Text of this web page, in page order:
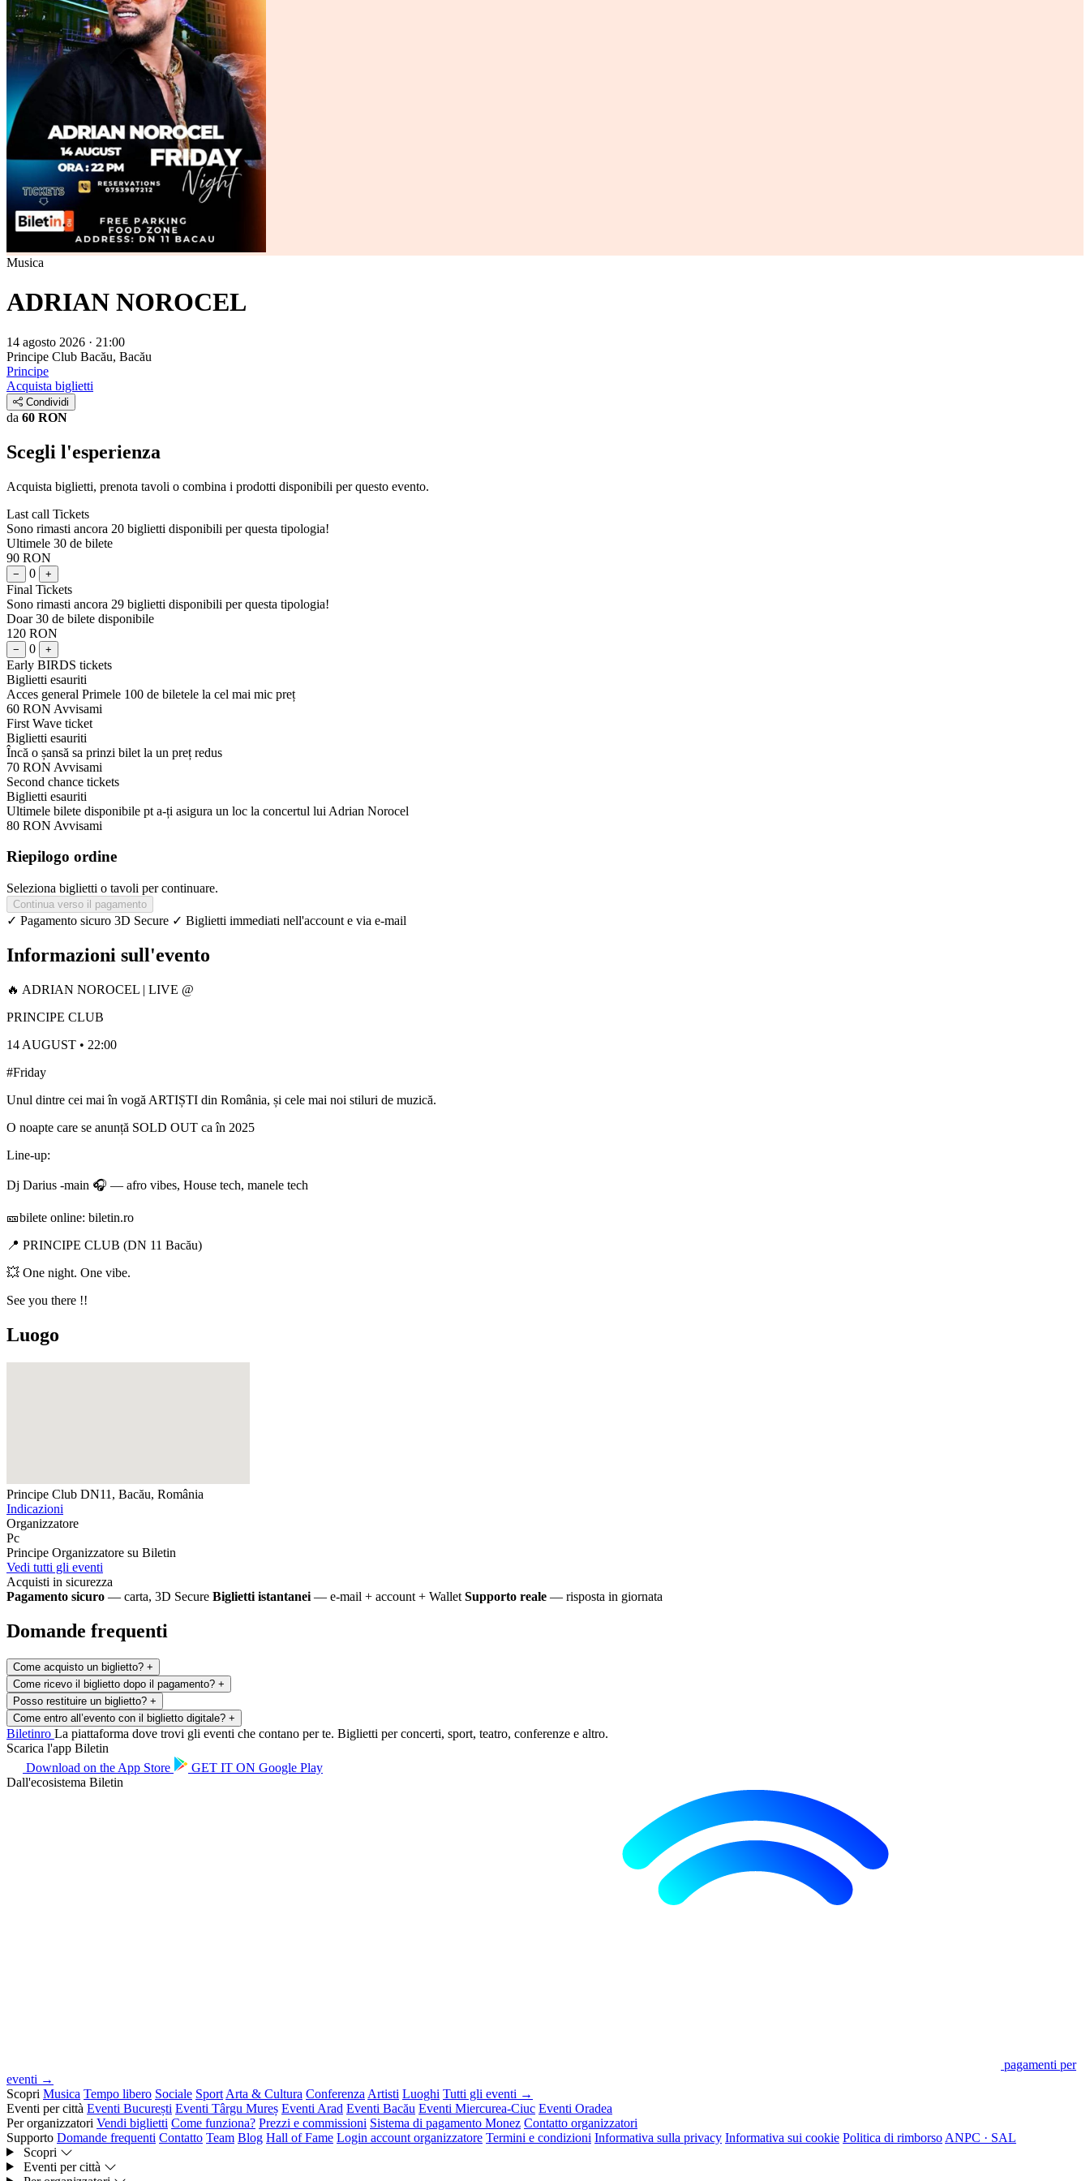
Musica
ADRIAN NOROCEL
14 agosto 2026 · 21:00
Principe Club Bacău, Bacău
Principe
Acquista biglietti
Condividi
da 60 RON
Scegli l'esperienza
Acquista biglietti, prenota tavoli o combina i prodotti disponibili per questo evento.
Last call Tickets
Sono rimasti ancora 20 biglietti disponibili per questa tipologia!
Ultimele 30 de bilete
90 RON
− 0 +
Final Tickets
Sono rimasti ancora 29 biglietti disponibili per questa tipologia!
Doar 30 de bilete disponibile
120 RON
− 0 +
Early BIRDS tickets
Biglietti esauriti
Acces general Primele 100 de biletele la cel mai mic preț
60 RON Avvisami
First Wave ticket
Biglietti esauriti
Încă o șansă sa prinzi bilet la un preț redus
70 RON Avvisami
Second chance tickets
Biglietti esauriti
Ultimele bilete disponibile pt a-ți asigura un loc la concertul lui Adrian Norocel
80 RON Avvisami
Riepilogo ordine
Seleziona biglietti o tavoli per continuare.
Continua verso il pagamento
✓ Pagamento sicuro 3D Secure ✓ Biglietti immediati nell'account e via e-mail
Informazioni sull'evento
🔥 ADRIAN NOROCEL | LIVE @
PRINCIPE CLUB
14 AUGUST • 22:00
#Friday
Unul dintre cei mai în vogă ARTIȘTI din România, și cele mai noi stiluri de muzică.
O noapte care se anunță SOLD OUT ca în 2025
Line-up:
Dj Darius -main 🎧 — afro vibes, House tech, manele tech
🎫bilete online: biletin.ro
📍 PRINCIPE CLUB (DN 11 Bacău)
💥 One night. One vibe.
See you there !!
Luogo
Principe Club DN11, Bacău, România
Indicazioni
Organizzatore
Pc
Principe Organizzatore su Biletin
Vedi tutti gli eventi
Acquisti in sicurezza
Pagamento sicuro — carta, 3D Secure Biglietti istantanei — e-mail + account + Wallet Supporto reale — risposta in giornata
Domande frequenti
Come acquisto un biglietto? +
Come ricevo il biglietto dopo il pagamento? +
Posso restituire un biglietto? +
Come entro all’evento con il biglietto digitale? +
Biletinro La piattaforma dove trovi gli eventi che contano per te. Biglietti per concerti, sport, teatro, conferenze e altro.
Scarica l'app Biletin
Download on the App Store GET IT ON Google Play
Dall'ecosistema Biletin
pagamenti per
eventi →
Scopri Musica Tempo libero Sociale Sport Arta & Cultura Conferenza Artisti Luoghi Tutti gli eventi →
Eventi per città Eventi București Eventi Târgu Mureș Eventi Arad Eventi Bacău Eventi Miercurea-Ciuc Eventi Oradea
Per organizzatori Vendi biglietti Come funziona? Prezzi e commissioni Sistema di pagamento Monez Contatto organizzatori
Supporto Domande frequenti Contatto Team Blog Hall of Fame Login account organizzatore Termini e condizioni Informativa sulla privacy Informativa sui cookie Politica di rimborso ANPC · SAL
Scopri
Eventi per città